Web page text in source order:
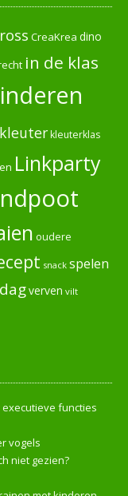
CreaKrea dino
in de klas
kleuterkleuterklas
Linkparty
oudere
snack spelen
verven vilt
executieve functies
vogels
niet gezien?